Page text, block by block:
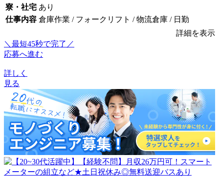
寮・社宅 あり
仕事内容 倉庫作業 / フォークリフト / 物流倉庫 / 日勤
詳細を表示
＼最短45秒で完了／
応募へ進む
詳しく
見る